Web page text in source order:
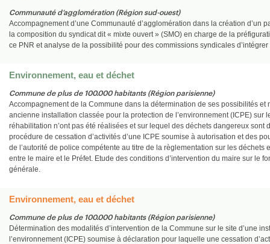
Communauté d’agglomération (Région sud-ouest)
Accompagnement d’une Communauté d’agglomération dans la création d’un
la composition du syndicat dit « mixte ouvert » (SMO) en charge de la
ce PNR et analyse de la possibilité pour des commissions syndicales d’intégrer
Environnement, eau et déchet
Commune de plus de 100.000 habitants (Région parisienne)
Accompagnement de la Commune dans la détermination de ses possibilités et
ancienne installation classée pour la protection de l’environnement (ICPE) sur
réhabilitation n’ont pas été réalisées et sur lequel des déchets dangereux sont
procédure de cessation d’activités d’une ICPE soumise à autorisation et des
de l’autorité de police compétente au titre de la règlementation sur les déchets
entre le maire et le Préfet. Etude des conditions d’intervention du maire sur le
générale.
Environnement, eau et déchet
Commune de plus de 100.000 habitants (Région parisienne)
Détermination des modalités d’intervention de la Commune sur le site d’une
l’environnement (ICPE) soumise à déclaration pour laquelle une cessation